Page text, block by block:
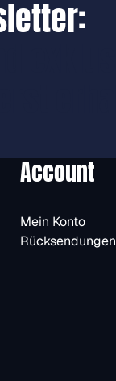
Account
Mein Konto
Rücksendungen